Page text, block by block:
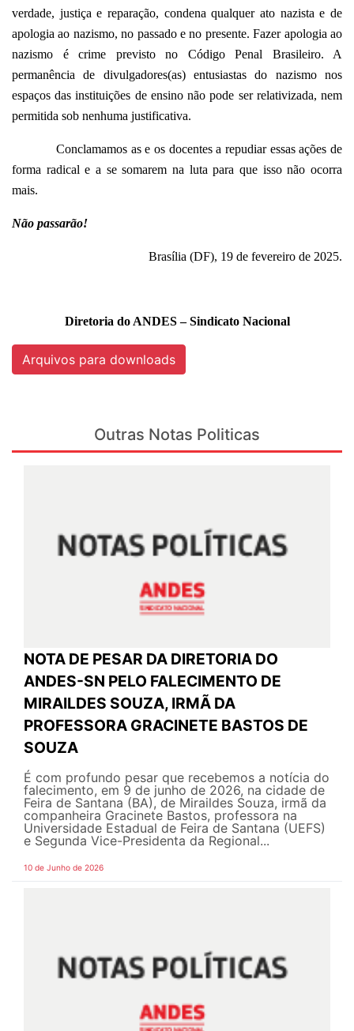
verdade, justiça e reparação, condena qualquer ato nazista e de
apologia ao nazismo, no passado e no presente. Fazer apologia ao
nazismo é crime previsto no Código Penal Brasileiro. A
permanência de divulgadores(as) entusiastas do nazismo nos
espaços das instituições de ensino não pode ser relativizada, nem
permitida sob nenhuma justificativa.
Conclamamos as e os docentes a repudiar essas ações de
forma radical e a se somarem na luta para que isso não ocorra
mais.
Não passarão!
Brasília (DF), 19 de fevereiro de 2025.
Diretoria do ANDES – Sindicato Nacional
Arquivos para downloads
Outras Notas Politicas
NOTA DE PESAR DA DIRETORIA DO
ANDES-SN PELO FALECIMENTO DE
MIRAILDES SOUZA, IRMÃ DA
PROFESSORA GRACINETE BASTOS DE
SOUZA
É com profundo pesar que recebemos a notícia do
falecimento, em 9 de junho de 2026, na cidade de
Feira de Santana (BA), de Miraildes Souza, irmã da
companheira Gracinete Bastos, professora na
Universidade Estadual de Feira de Santana (UEFS)
e Segunda Vice-Presidenta da Regional...
10 de Junho de 2026